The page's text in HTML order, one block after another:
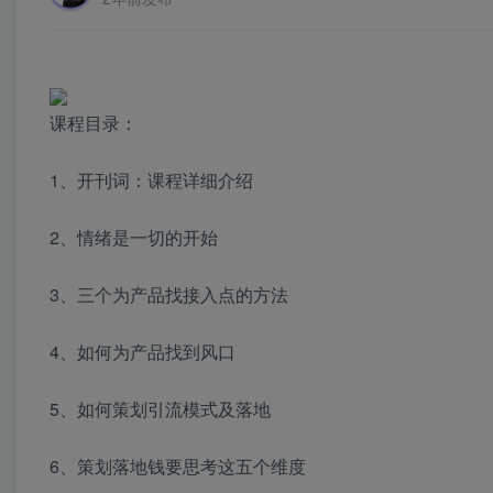
课程目录：
1、开刊词：课程详细介绍
2、情绪是一切的开始
3、三个为产品找接入点的方法
4、如何为产品找到风口
5、如何策划引流模式及落地
6、策划落地钱要思考这五个维度